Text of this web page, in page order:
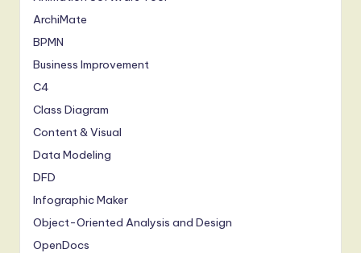
ArchiMate
BPMN
Business Improvement
C4
Class Diagram
Content & Visual
Data Modeling
DFD
Infographic Maker
Object-Oriented Analysis and Design
OpenDocs